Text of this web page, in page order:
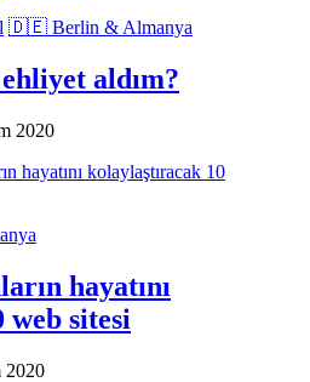
🇩🇪 Berlin & Almanya
aldım?
2020
hayatını
web sitesi
2020